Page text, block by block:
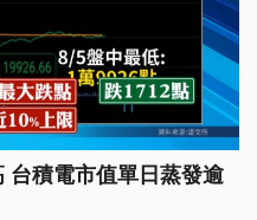
台積電市值單日蒸發逾